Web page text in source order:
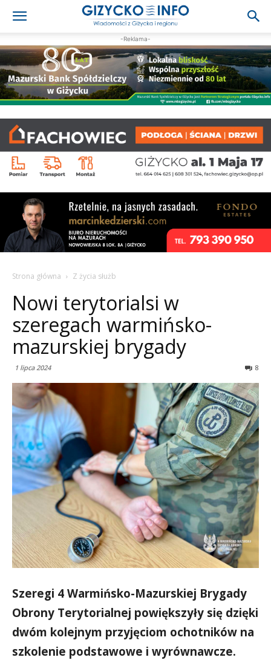
-Reklama-
Strona główna Z życia służb
Nowi terytorialsi w
szeregach warmińsko-
mazurskiej brygady
1 lipca 2024 8
Szeregi 4 Warmińsko-Mazurskiej Brygady
Obrony Terytorialnej powiększyły się dzięki
dwóm kolejnym przyjęciom ochotników na
szkolenie podstawowe i wyrównawcze.